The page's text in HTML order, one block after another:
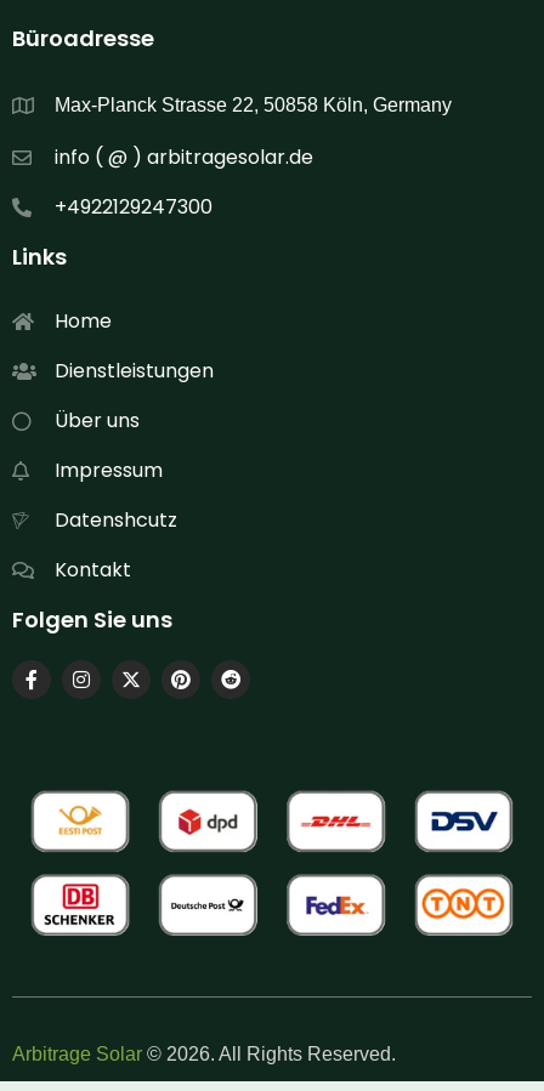
Büroadresse
Max-Planck Strasse 22, 50858 Köln, Germany
info ( @ ) arbitragesolar.de
+4922129247300
Links
Home
Dienstleistungen
Über uns
Impressum
Datenshcutz
Kontakt
Folgen Sie uns
Arbitrage Solar © 2026. All Rights Reserved.